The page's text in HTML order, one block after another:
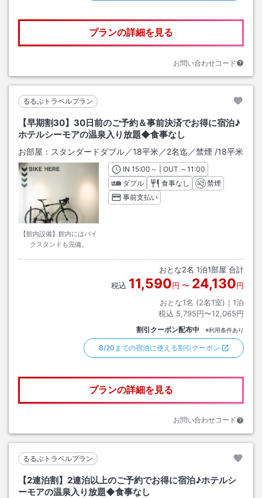
プランの詳細を見る
お問い合わせコード
るるぶトラベルプラン
【早期割30】30日前のご予約＆事前決済でお得に宿泊♪
ホテルシーモアの温泉入り放題◆食事なし
お部屋： スタンダードダブル／18平米／2名迄／禁煙 /18平米
【館内設備】館内にはバイ
クスタンドも完備。
INチェックイン
15:00 ～ | OUT チェックアウト
～11:00
ダブル
食事なし
禁煙
事前支払い
おとな2名 1泊1部屋 合計
税込 11,590円 〜 24,130円
おとな1名 (2名1室)｜ 1泊
税込 5,795円〜12,065円
割引クーポン配布中 ※利用条件あり
8/20までの宿泊に使える割引クーポン
プランの詳細を見る
お問い合わせコード
るるぶトラベルプラン
【2連泊割】2連泊以上のご予約でお得に宿泊♪ホテルシ
ーモアの温泉入り放題◆食事なし